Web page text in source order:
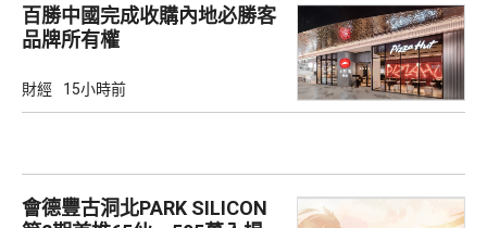
百勝中國完成收購內地必勝客
品牌所有權
財經 15小時前
會德豐古洞北PARK SILICON